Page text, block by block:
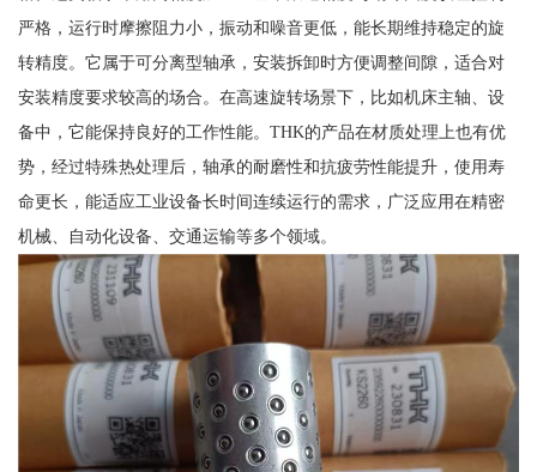
严格，运行时摩擦阻力小，振动和噪音更低，能长期维持稳定的旋
转精度。它属于可分离型轴承，安装拆卸时方便调整间隙，适合对
安装精度要求较高的场合。在高速旋转场景下，比如机床主轴、设
备中，它能保持良好的工作性能。THK的产品在材质处理上也有优
势，经过特殊热处理后，轴承的耐磨性和抗疲劳性能提升，使用寿
命更长，能适应工业设备长时间连续运行的需求，广泛应用在精密
机械、自动化设备、交通运输等多个领域。